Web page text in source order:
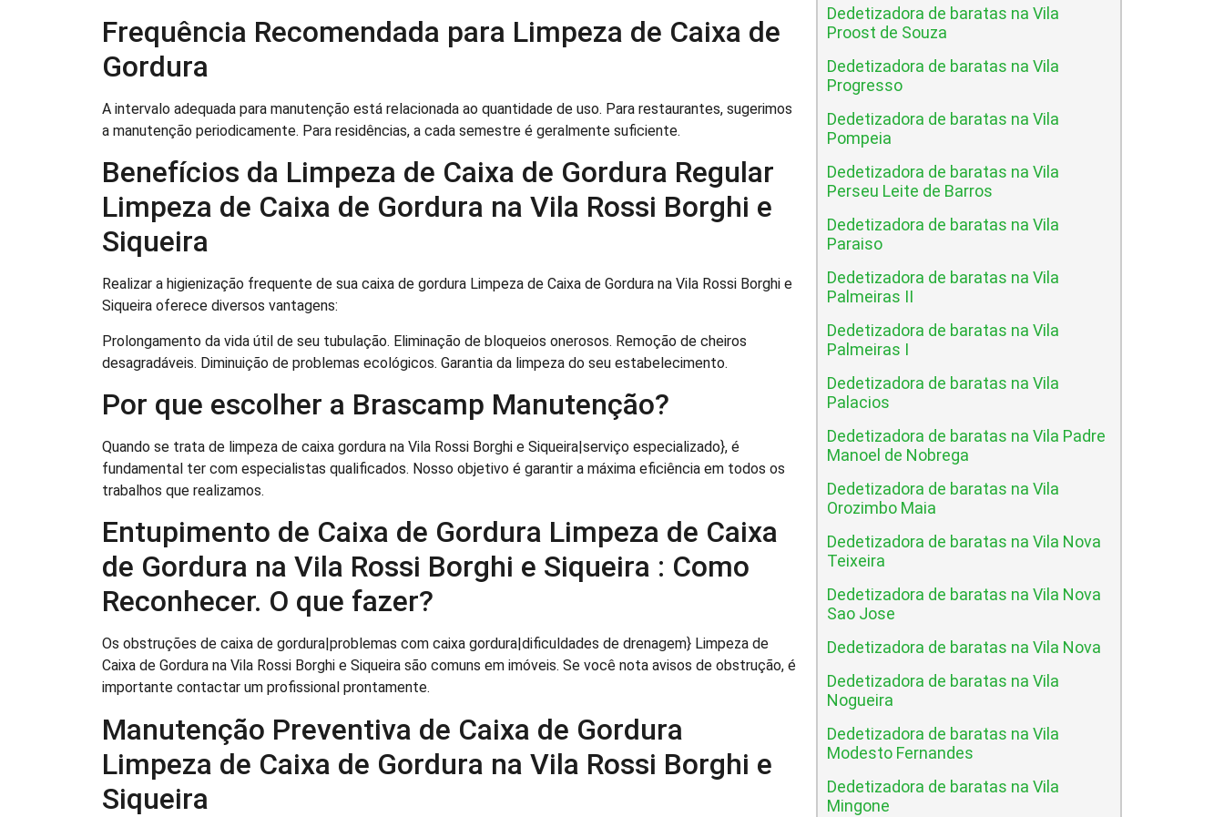
Frequência Recomendada para Limpeza de Caixa de
Gordura
A intervalo adequada para manutenção está relacionada ao quantidade de uso. Para restaurantes, sugerimos
a manutenção periodicamente. Para residências, a cada semestre é geralmente suficiente.
Benefícios da Limpeza de Caixa de Gordura Regular
Limpeza de Caixa de Gordura na Vila Rossi Borghi e
Siqueira
Realizar a higienização frequente de sua caixa de gordura Limpeza de Caixa de Gordura na Vila Rossi Borghi e
Siqueira oferece diversos vantagens:
Prolongamento da vida útil de seu tubulação. Eliminação de bloqueios onerosos. Remoção de cheiros
desagradáveis. Diminuição de problemas ecológicos. Garantia da limpeza do seu estabelecimento.
Por que escolher a Brascamp Manutenção?
Quando se trata de limpeza de caixa gordura na Vila Rossi Borghi e Siqueira|serviço especializado}, é
fundamental ter com especialistas qualificados. Nosso objetivo é garantir a máxima eficiência em todos os
trabalhos que realizamos.
Entupimento de Caixa de Gordura Limpeza de Caixa
de Gordura na Vila Rossi Borghi e Siqueira : Como
Reconhecer. O que fazer?
Os obstruções de caixa de gordura|problemas com caixa gordura|dificuldades de drenagem} Limpeza de
Caixa de Gordura na Vila Rossi Borghi e Siqueira são comuns em imóveis. Se você nota avisos de obstrução, é
importante contactar um profissional prontamente.
Manutenção Preventiva de Caixa de Gordura
Limpeza de Caixa de Gordura na Vila Rossi Borghi e
Siqueira
Dedetizadora de baratas na Vila
Proost de Souza
Dedetizadora de baratas na Vila
Progresso
Dedetizadora de baratas na Vila
Pompeia
Dedetizadora de baratas na Vila
Perseu Leite de Barros
Dedetizadora de baratas na Vila
Paraiso
Dedetizadora de baratas na Vila
Palmeiras II
Dedetizadora de baratas na Vila
Palmeiras I
Dedetizadora de baratas na Vila
Palacios
Dedetizadora de baratas na Vila Padre
Manoel de Nobrega
Dedetizadora de baratas na Vila
Orozimbo Maia
Dedetizadora de baratas na Vila Nova
Teixeira
Dedetizadora de baratas na Vila Nova
Sao Jose
Dedetizadora de baratas na Vila Nova
Dedetizadora de baratas na Vila
Nogueira
Dedetizadora de baratas na Vila
Modesto Fernandes
Dedetizadora de baratas na Vila
Mingone